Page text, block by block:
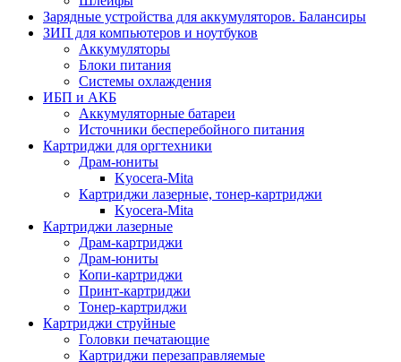
Зарядные устройства для аккумуляторов. Балансиры
ЗИП для компьютеров и ноутбуков
Аккумуляторы
Блоки питания
Системы охлаждения
ИБП и АКБ
Аккумуляторные батареи
Источники бесперебойного питания
Картриджи для оргтехники
Драм-юниты
Kyocera-Mita
Картриджи лазерные, тонер-картриджи
Kyocera-Mita
Картриджи лазерные
Драм-картриджи
Драм-юниты
Копи-картриджи
Принт-картриджи
Тонер-картриджи
Картриджи струйные
Головки печатающие
Картриджи перезаправляемые